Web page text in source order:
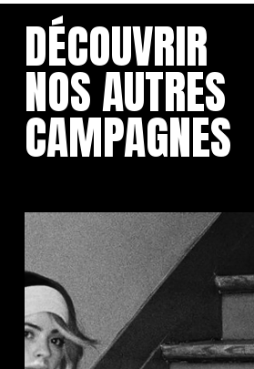
DÉCOUVRIR
NOS AUTRES
CAMPAGNES